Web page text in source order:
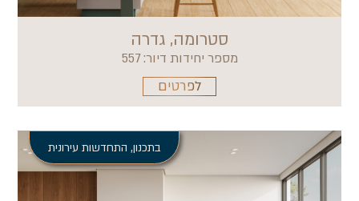
סטרומה, גדרה
מספר יחידות דיור: 557
לפרטים
בתכנון, התחדשות עירונית